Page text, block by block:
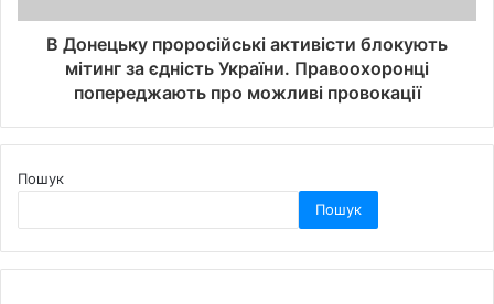
В Донецьку проросійські активісти блокують
мітинг за єдність України. Правоохоронці
попереджають про можливі провокації
Пошук
Пошук